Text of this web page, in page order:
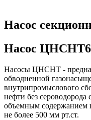
Насос
Насос
Насосы ЦНСНТ -
обводненной
внутрипромыслового
нефти без
объемным содержанием
не более 500 мм рт.ст.